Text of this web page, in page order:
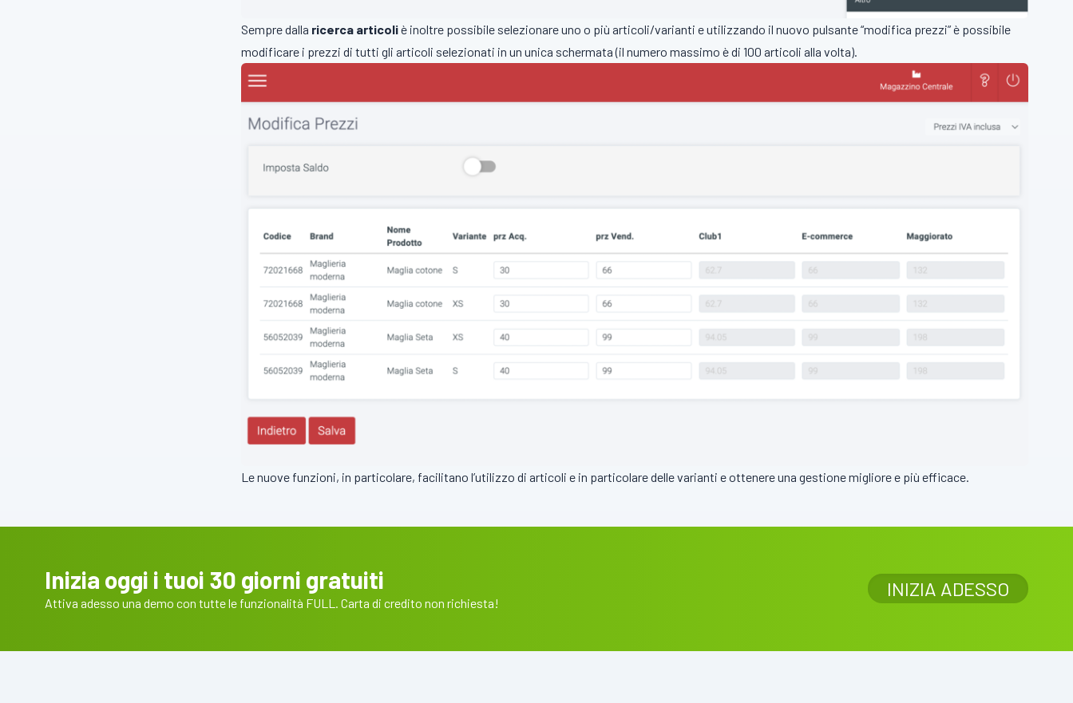
Sempre dalla ricerca articoliè inoltre possibile selezionare uno o più articoli/varianti e utilizzando il nuovo pulsante “modifica prezzi” è possibile
modificare i prezzi di tutti gli articoli selezionati in un unica schermata (il numero massimo è di 100 articoli alla volta).
Le nuove funzioni, in particolare, facilitano l’utilizzo di articoli e in particolare delle varianti e ottenere una gestione migliore e più efficace.
Inizia oggi i tuoi 30 giorni gratuiti
Attiva adesso una demo con tutte le funzionalità FULL. Carta di credito non richiesta!
INIZIA ADESSO